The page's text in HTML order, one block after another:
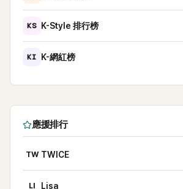
KS K-Style 排行榜
KI K-網紅榜
應援排行
TW TWICE
LI Lisa